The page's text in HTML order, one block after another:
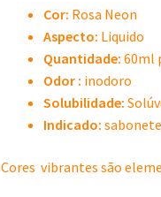
Cor: Rosa Neon
Aspecto: Liquido
Quantidade: 60ml
Odor : inodoro
Solubilidade:
Indicado:
Cores vibrantes são